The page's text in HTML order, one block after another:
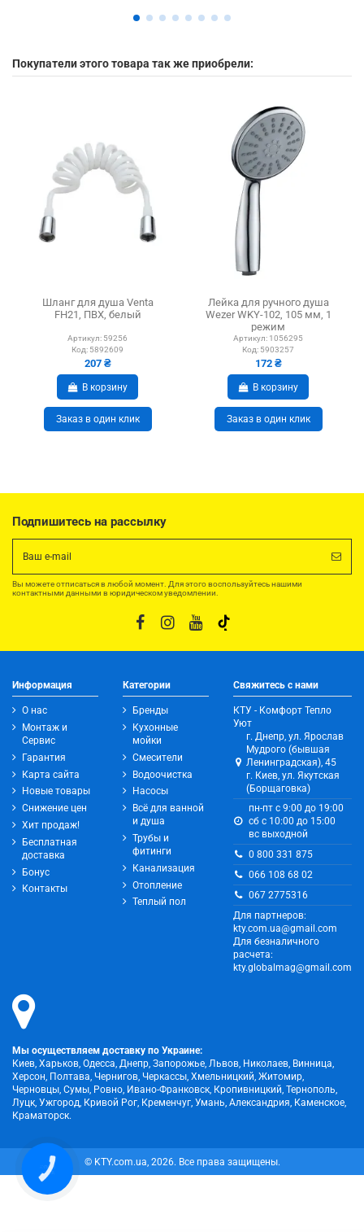
Покупатели этого товара так же приобрели:
Шланг для душа Venta
FH21, ПВХ, белый
Артикул: 59256
Код: 5892609
207 ₴
В корзину
Заказ в один клик
Лейка для ручного душа
Wezer WKY-102, 105 мм, 1
режим
Артикул: 1056295
Код: 5903257
172 ₴
В корзину
Заказ в один клик
Подпишитесь на рассылку
Вы можете отписаться в любой момент. Для этого воспользуйтесь нашими
контактными данными в юридическом уведомлении.
Информация
О нас
Монтаж и
Сервис
Гарантия
Карта сайта
Новые товары
Снижение цен
Хит продаж!
Бесплатная
доставка
Бонус
Контакты
Категории
Бренды
Кухонные
мойки
Смесители
Водоочистка
Насосы
Всё для ванной
и душа
Трубы и
фитинги
Канализация
Отопление
Теплый пол
Свяжитесь с нами
КТУ - Комфорт Тепло
Уют
г. Днепр, ул. Ярослав
Мудрого (бывшая
Ленинградская), 45
г. Киев, ул. Якутская
(Борщаговка)
пн-пт с 9:00 до 19:00
сб с 10:00 до 15:00
вс выходной
0 800 331 875
066 108 68 02
067 2775316
Для партнеров:
kty.com.ua@gmail.com
Для безналичного
расчета:
kty.globalmag@gmail.com
Мы осуществляем доставку по Украине:
Киев, Харьков, Одесса, Днепр, Запорожье, Львов, Николаев, Винница,
Херсон, Полтава, Чернигов, Черкассы, Хмельницкий, Житомир,
Черновцы, Сумы, Ровно, Ивано-Франковск, Кропивницкий, Тернополь,
Луцк, Ужгород, Кривой Рог, Кременчуг, Умань, Александрия, Каменское,
Краматорск.
© KTY.com.ua, 2026. Все права защищены.
КНОПКА
ЗВ'ЯЗКУ